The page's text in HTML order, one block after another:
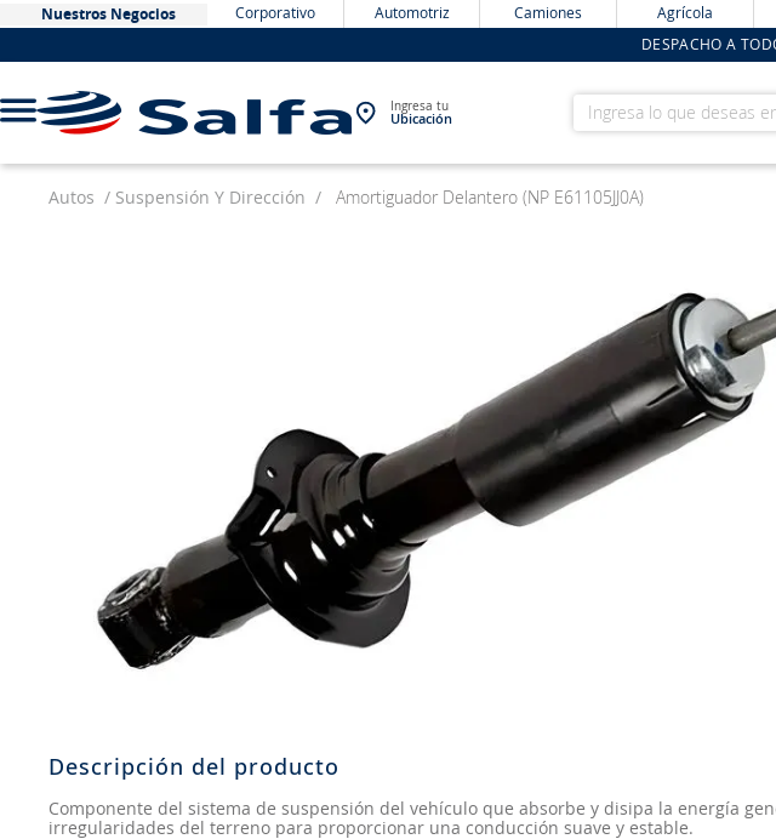
Nuestros Negocios Corporativo Automotriz Camiones Agrícola
DESPACHO A
Ingresa tu
Ubicación
Ingresa lo que
Autos Suspensión Y Dirección Amortiguador Delantero (NP E61105JJ0A)
Descripción del producto
Componente del sistema de suspensión del vehículo que absorbe y disipa la energía
irregularidades del terreno para proporcionar una conducción suave y estable.
john deere
245
aceite